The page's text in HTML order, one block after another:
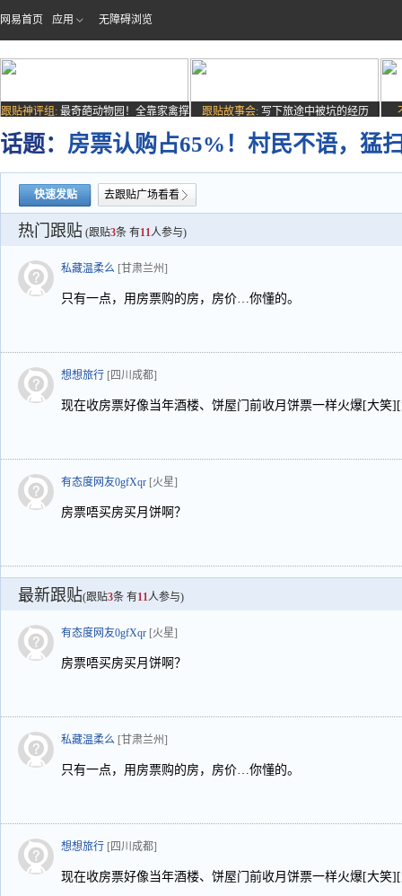
网易首页 应用 无障碍浏览
跟贴神评组: 最奇葩动物园！全靠家禽撑
场子
跟贴故事会: 写下旅途中被坑的经历
话题： 房票认购占65%！村民不语，猛
快速发贴 去跟贴广场看看
热门跟贴 (跟贴3条 有11人参与)
私藏温柔么 [甘肃兰州]
只有一点，用房票购的房，房价…你懂的。
想想旅行 [四川成都]
现在收房票好像当年酒楼、饼屋门前收月饼票一样火爆[大笑
有态度网友0gfXqr [火星]
房票唔买房买月饼啊？
最新跟贴(跟贴3条 有11人参与)
有态度网友0gfXqr [火星]
房票唔买房买月饼啊？
私藏温柔么 [甘肃兰州]
只有一点，用房票购的房，房价…你懂的。
想想旅行 [四川成都]
现在收房票好像当年酒楼、饼屋门前收月饼票一样火爆[大笑